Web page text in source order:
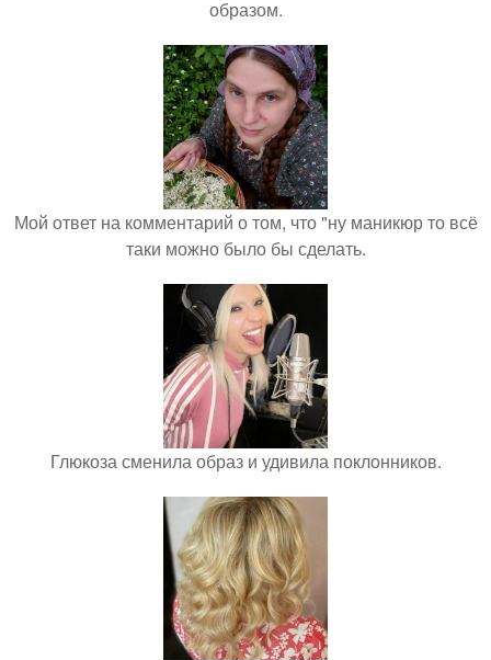
образом.
Мой ответ на комментарий о том, что "ну маникюр то всё
таки можно было бы сделать.
Глюкоза сменила образ и удивила поклонников.